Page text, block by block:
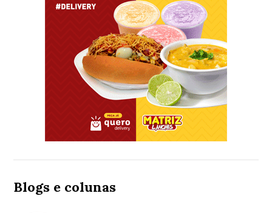
Blogs e colunas